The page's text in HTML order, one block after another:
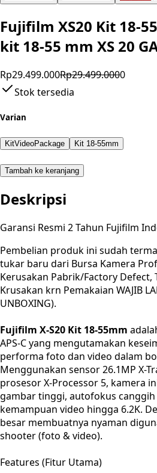
Fujifilm XS20 Kit 18-
kit 18-55 mm XS 20
Rp29.499.000Rp29.499.0000
Stok tersedia
Varian
KitVideoPackage Kit 18-55mm
Tambah ke keranjang
Deskripsi
Garansi Resmi 2 Tahun Fujifilm
Pembelian produk ini sudah
tukar baru dari Bursa Kamera
Kerusakan Pabrik/Factory Defect,
Krusakan krn Pemakaian WAJIB
UNBOXING).
Fujifilm X-S20 Kit 18-55mm
APS-C yang mengutamakan
performa foto dan video dalam
Menggunakan sensor 26.1MP X-
prosesor X-Processor 5, kamera
gambar tinggi, autofokus canggih
kemampuan video hingga 6.2K.
besar membuatnya nyaman
shooter (foto & video).
Features (Fitur Utama)